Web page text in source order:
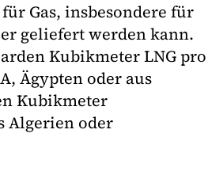
Gas, insbesondere für
geliefert werden kann.
Kubikmeter LNG pro
Ägypten oder aus
Kubikmeter
Algerien oder